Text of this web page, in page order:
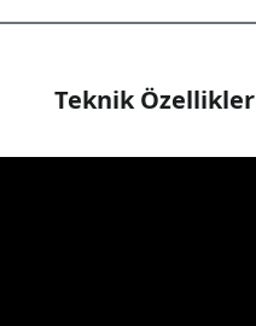
Teknik Özellikler